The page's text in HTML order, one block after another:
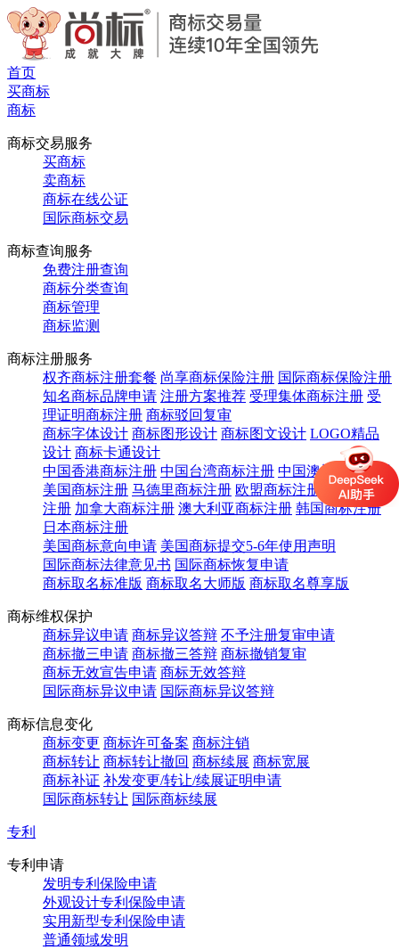
首页
买商标
商标
商标交易服务
买商标
卖商标
商标在线公证
国际商标交易
商标查询服务
免费注册查询
商标分类查询
商标管理
商标监测
商标注册服务
权齐商标注册套餐 尚享商标保险注册 国际商标保险注册
知名商标品牌申请 注册方案推荐 受理集体商标注册 受
理证明商标注册 商标驳回复审
商标字体设计 商标图形设计 商标图文设计 LOGO精品
设计 商标卡通设计
中国香港商标注册 中国台湾商标注册 中国澳门商标注册
美国商标注册 马德里商标注册 欧盟商标注册
英国商标
注册 加拿大商标注册 澳大利亚商标注册 韩国商标注册
日本商标注册
美国商标意向申请 美国商标提交5-6年使用声明
国际商标法律意见书 国际商标恢复申请
商标取名标准版 商标取名大师版 商标取名尊享版
商标维权保护
商标异议申请 商标异议答辩 不予注册复审申请
商标撤三申请 商标撤三答辩 商标撤销复审
商标无效宣告申请 商标无效答辩
国际商标异议申请 国际商标异议答辩
商标信息变化
商标变更 商标许可备案 商标注销
商标转让 商标转让撤回 商标续展 商标宽展
商标补证 补发变更/转让/续展证明申请
国际商标转让 国际商标续展
专利
专利申请
发明专利保险申请
外观设计专利保险申请
实用新型专利保险申请
普通领域发明